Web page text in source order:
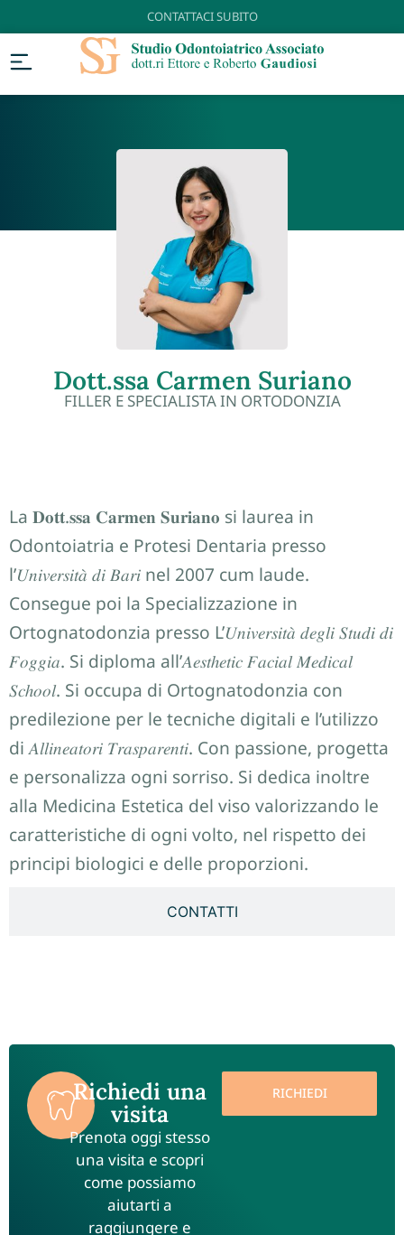
CONTATTACI SUBITO
Dott.ssa Carmen Suriano
FILLER E SPECIALISTA IN ORTODONZIA
CONTATTI
La 𝐃𝐨𝐭𝐭.𝐬𝐬𝐚 𝐂𝐚𝐫𝐦𝐞𝐧 𝐒𝐮𝐫𝐢𝐚𝐧𝐨 si laurea in
Odontoiatria e Protesi Dentaria presso
l’𝑈𝑛𝑖𝑣𝑒𝑟𝑠𝑖𝑡𝑎̀ 𝑑𝑖 𝐵𝑎𝑟𝑖 nel 2007 cum laude.
Consegue poi la Specializzazione in
Ortognatodonzia presso L’𝑈𝑛𝑖𝑣𝑒𝑟𝑠𝑖𝑡𝑎̀ 𝑑𝑒𝑔𝑙𝑖 𝑆𝑡𝑢𝑑𝑖 𝑑𝑖
𝐹𝑜𝑔𝑔𝑖𝑎. Si diploma all’𝐴𝑒𝑠𝑡ℎ𝑒𝑡𝑖𝑐 𝐹𝑎𝑐𝑖𝑎𝑙 𝑀𝑒𝑑𝑖𝑐𝑎𝑙
𝑆𝑐ℎ𝑜𝑜𝑙. Si occupa di Ortognatodonzia con
predilezione per le tecniche digitali e l’utilizzo
di 𝐴𝑙𝑙𝑖𝑛𝑒𝑎𝑡𝑜𝑟𝑖 𝑇𝑟𝑎𝑠𝑝𝑎𝑟𝑒𝑛𝑡𝑖. Con passione, progetta
e personalizza ogni sorriso. Si dedica inoltre
alla Medicina Estetica del viso valorizzando le
caratteristiche di ogni volto, nel rispetto dei
principi biologici e delle proporzioni.
Richiedi una
visita
Prenota oggi stesso
una visita e scopri
come possiamo
aiutarti a
raggiungere e
RICHIEDI